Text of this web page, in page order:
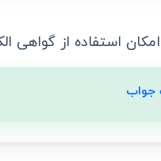
استفاده از گواهی
جواب